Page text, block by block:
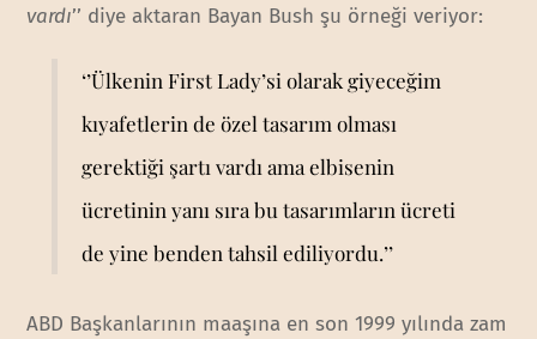
vardı’’ diye aktaran Bayan Bush şu örneği veriyor:
‘’Ülkenin First Lady’si olarak giyeceğim
kıyafetlerin de özel tasarım olması
gerektiği şartı vardı ama elbisenin
ücretinin yanı sıra bu tasarımların ücreti
de yine benden tahsil ediliyordu.’’
ABD Başkanlarının maaşına en son 1999 yılında zam